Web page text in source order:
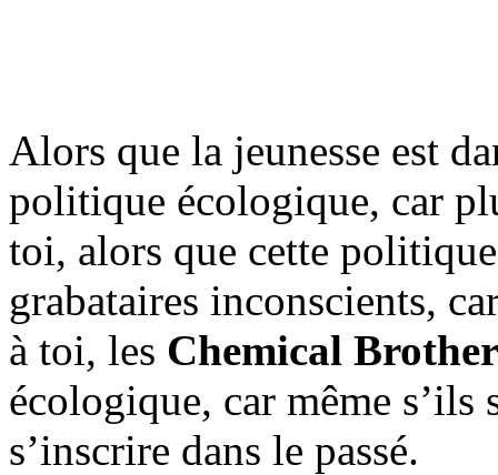
Alors que la jeunesse est
politique écologique, car
toi, alors que cette
grabataires inconscients,
à toi, les Chemical
écologique, car même
s’inscrire dans le passé.